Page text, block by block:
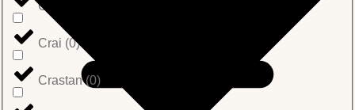
Coppola Food
Crai (0)
Crastan(0)